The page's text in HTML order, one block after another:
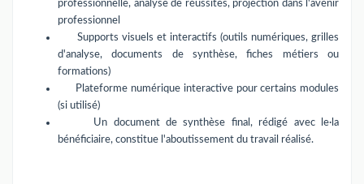
professionnelle, analyse de réussites, projection dans l'avenir
professionnel
Supports visuels et interactifs (outils numériques, grilles
d'analyse, documents de synthèse, fiches métiers ou
formations)
Plateforme numérique interactive pour certains modules
(si utilisé)
Un document de synthèse final, rédigé avec le·la
bénéficiaire, constitue l'aboutissement du travail réalisé.